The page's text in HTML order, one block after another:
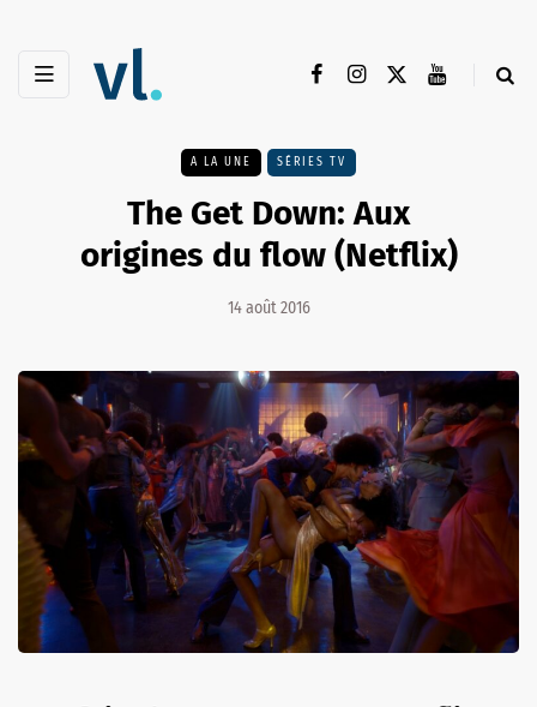
A LA UNE SÉRIES TV
The Get Down: Aux
origines du flow (Netflix)
14 août 2016